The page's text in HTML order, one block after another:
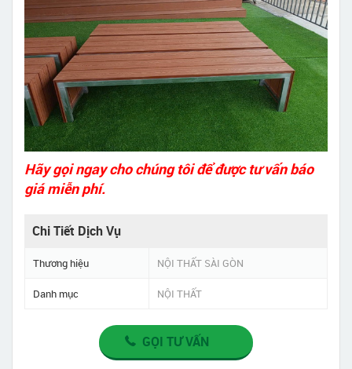
Hãy gọi ngay cho chúng tôi để được tư vấn báo
giá miễn phí.
Chi Tiết Dịch Vụ
Thương hiệu NỘI THẤT SÀI GÒN
Danh mục NỘI THẤT
GỌI TƯ VẤN